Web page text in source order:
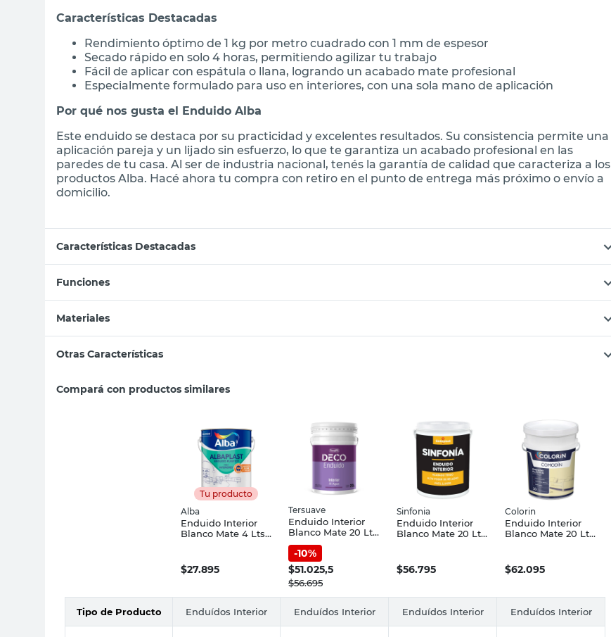
Características Destacadas
Rendimiento óptimo de 1 kg por metro cuadrado con 1 mm de espesor
Secado rápido en solo 4 horas, permitiendo agilizar tu trabajo
Fácil de aplicar con espátula o llana, logrando un acabado mate profesional
Especialmente formulado para uso en interiores, con una sola mano de aplicación
Por qué nos gusta el Enduido Alba
Este enduido se destaca por su practicidad y excelentes resultados. Su consistencia permite una
aplicación pareja y un lijado sin esfuerzo, lo que te garantiza un acabado profesional en las
paredes de tu casa. Al ser de industria nacional, tenés la garantía de calidad que caracteriza a los
productos Alba. Hacé ahora tu compra con retiro en el punto de entrega más próximo o envío a
domicilio.
Características Destacadas
Funciones
Materiales
Otras Características
Compará con productos similares
Tu producto
Alba
Enduido Interior
Blanco Mate 4 Lts
$27.895
Tersuave
Enduido Interior
Blanco Mate 20 Lts
Tersuave
-10%
$51.025,5
$56.695
Sinfonia
Enduido Interior
Blanco Mate 20 Lts
$56.795
Colorin
Enduido Interior
Blanco Mate 20 Lts
$62.095
Tipo de Producto Enduídos Interior Enduídos Interior Enduídos Interior Enduídos Interior